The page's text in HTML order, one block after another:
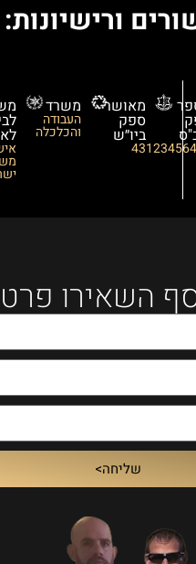
ורישיונות:
מאושר
ספק
ביו״ש
משרד
העבודה
והכלכלה
משרד
לאומי
אישור
משטרת
ישראל
השאירו
שליחה>